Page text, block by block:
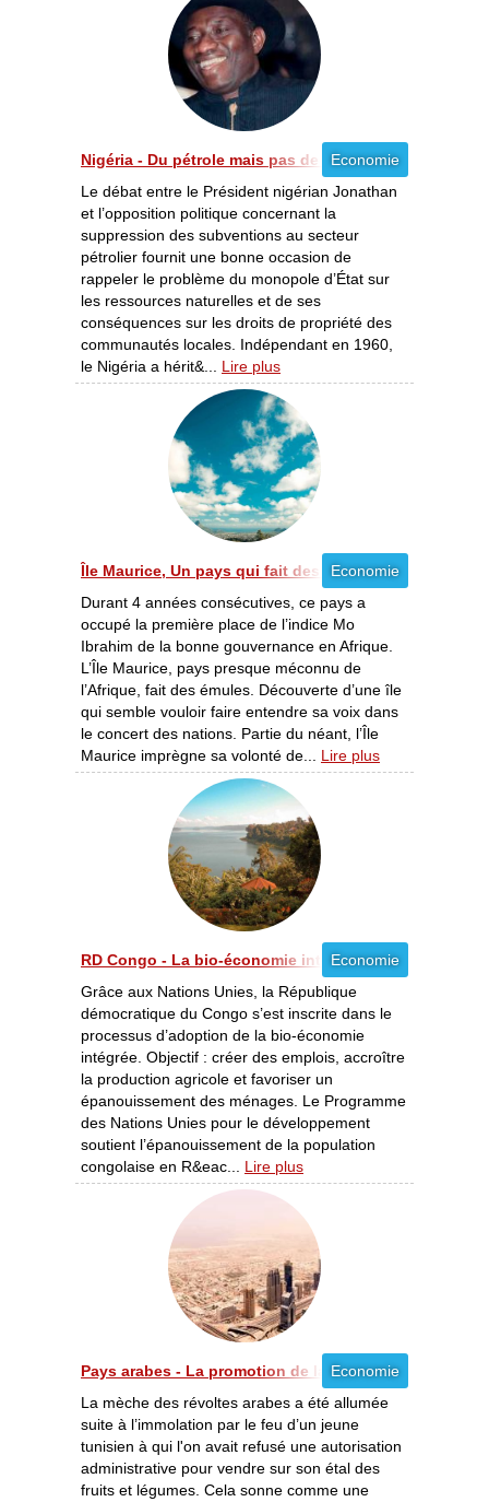
Economie
Nigéria - Du pétrole mais pas de droits de propriété
Le débat entre le Président nigérian Jonathan
et l’opposition politique concernant la
suppression des subventions au secteur
pétrolier fournit une bonne occasion de
rappeler le problème du monopole d’État sur
les ressources naturelles et de ses
conséquences sur les droits de propriété des
communautés locales. Indépendant en 1960,
le Nigéria a hérit&... Lire plus
Economie
Île Maurice, Un pays qui fait des émules [12/2011]
Durant 4 années consécutives, ce pays a
occupé la première place de l’indice Mo
Ibrahim de la bonne gouvernance en Afrique.
L’Île Maurice, pays presque méconnu de
l’Afrique, fait des émules. Découverte d’une île
qui semble vouloir faire entendre sa voix dans
le concert des nations. Partie du néant, l’Île
Maurice imprègne sa volonté de... Lire plus
Economie
RD Congo - La bio-économie intégrée s’invite au
Grâce aux Nations Unies, la République
démocratique du Congo s’est inscrite dans le
processus d’adoption de la bio-économie
intégrée. Objectif : créer des emplois, accroître
la production agricole et favoriser un
épanouissement des ménages. Le Programme
des Nations Unies pour le développement
soutient l’épanouissement de la population
congolaise en R&eac... Lire plus
Economie
Pays arabes - La promotion de la liberté Economique
La mèche des révoltes arabes a été allumée
suite à l’immolation par le feu d’un jeune
tunisien à qui l'on avait refusé une autorisation
administrative pour vendre sur son étal des
fruits et légumes. Cela sonne comme une